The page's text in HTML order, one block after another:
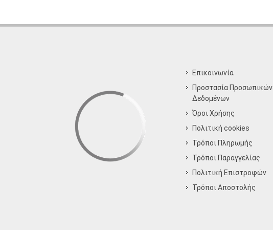
Επικοινωνία
Προστασία Προσωπικών
Δεδομένων
Όροι Χρήσης
Πολιτική cookies
Τρόποι Πληρωμής
Τρόποι Παραγγελίας
Πολιτική Επιστροφών
Τρόποι Aποστολής